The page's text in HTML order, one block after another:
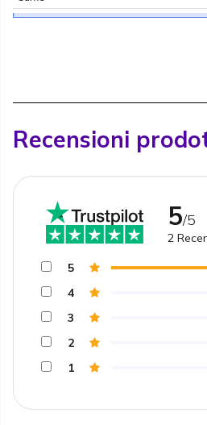
Recensioni
5/5
2
5
4
3
2
1